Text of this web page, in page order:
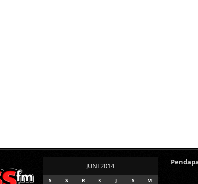
JUNI 2014
S S R K J S M